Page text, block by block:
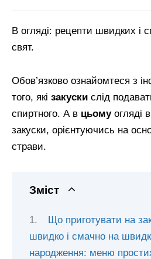
В огляді: рецепти швидких і
свят.
Обов’язково ознайомтеся з
того, які закуски слід
спиртного. А в цьомуогляді
закуски, орієнтуючись на
страви.
Зміст
Що приготувати на
швидко і смачно на
народження: меню